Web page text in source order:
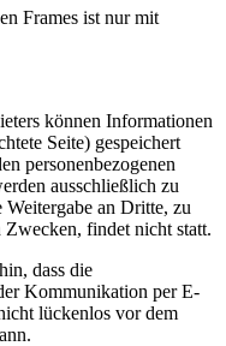
Frames ist nur mit
können Informationen
Seite) gespeichert
personenbezogenen
ausschließlich zu
Weitergabe an Dritte, zu
findet nicht statt.
dass die
Kommunikation per E-
lückenlos vor dem